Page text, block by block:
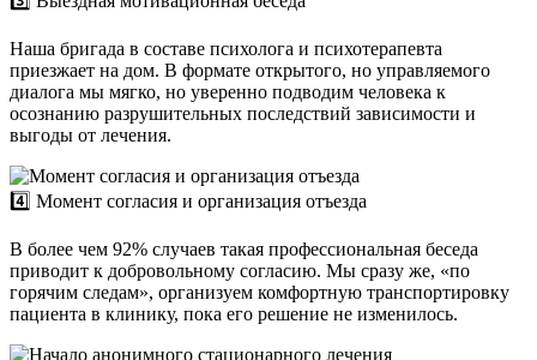
Наша бригада в составе психолога и психотерапевта
приезжает на дом. В формате открытого, но управляемого
диалога мы мягко, но уверенно подводим человека к
осознанию разрушительных последствий зависимости и
выгоды от лечения.
4️⃣ Момент согласия и организация отъезда
В более чем 92% случаев такая профессиональная беседа
приводит к добровольному согласию. Мы сразу же, «по
горячим следам», организуем комфортную транспортировку
пациента в клинику, пока его решение не изменилось.